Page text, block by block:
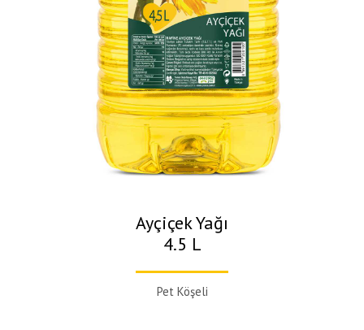
Ayçiçek Yağı
4.5 L
Pet Köşeli